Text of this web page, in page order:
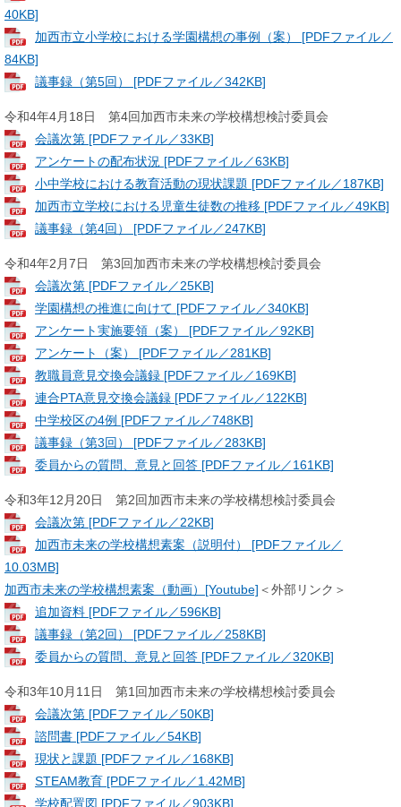
40KB]
加西市立小学校における学園構想の事例（案） [PDFファイル／
84KB]
議事録（第5回） [PDFファイル／342KB]
令和4年4月18日 第4回加西市未来の学校構想検討委員会
会議次第 [PDFファイル／33KB]
アンケートの配布状況 [PDFファイル／63KB]
小中学校における教育活動の現状課題 [PDFファイル／187KB]
加西市立学校における児童生徒数の推移 [PDFファイル／49KB]
議事録（第4回） [PDFファイル／247KB]
令和4年2月7日 第3回加西市未来の学校構想検討委員会
会議次第 [PDFファイル／25KB]
学園構想の推進に向けて [PDFファイル／340KB]
アンケート実施要領（案） [PDFファイル／92KB]
アンケート（案） [PDFファイル／281KB]
教職員意見交換会議録 [PDFファイル／169KB]
連合PTA意見交換会議録 [PDFファイル／122KB]
中学校区の4例 [PDFファイル／748KB]
議事録（第3回） [PDFファイル／283KB]
委員からの質問、意見と回答 [PDFファイル／161KB]
令和3年12月20日 第2回加西市未来の学校構想検討委員会
会議次第 [PDFファイル／22KB]
加西市未来の学校構想素案（説明付） [PDFファイル／
10.03MB]
加西市未来の学校構想素案（動画）[Youtube] ＜外部リンク＞
追加資料 [PDFファイル／596KB]
議事録（第2回） [PDFファイル／258KB]
委員からの質問、意見と回答 [PDFファイル／320KB]
令和3年10月11日 第1回加西市未来の学校構想検討委員会
会議次第 [PDFファイル／50KB]
諮問書 [PDFファイル／54KB]
現状と課題 [PDFファイル／168KB]
STEAM教育 [PDFファイル／1.42MB]
学校配置図 [PDFファイル／903KB]